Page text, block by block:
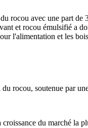
rocou avec une part de
et rocou émulsifié a
l'alimentation et les
rocou, soutenue par
du marché la